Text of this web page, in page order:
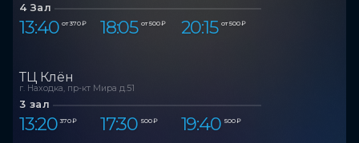
4 Зал
13:40 от 370 ₽ 18:05 от 500 ₽ 20:15 от 500 ₽
ТЦ Клён
г. Находка, пр-кт Мира д.51
3 зал
13:20 370 ₽ 17:30 500 ₽ 19:40 500 ₽